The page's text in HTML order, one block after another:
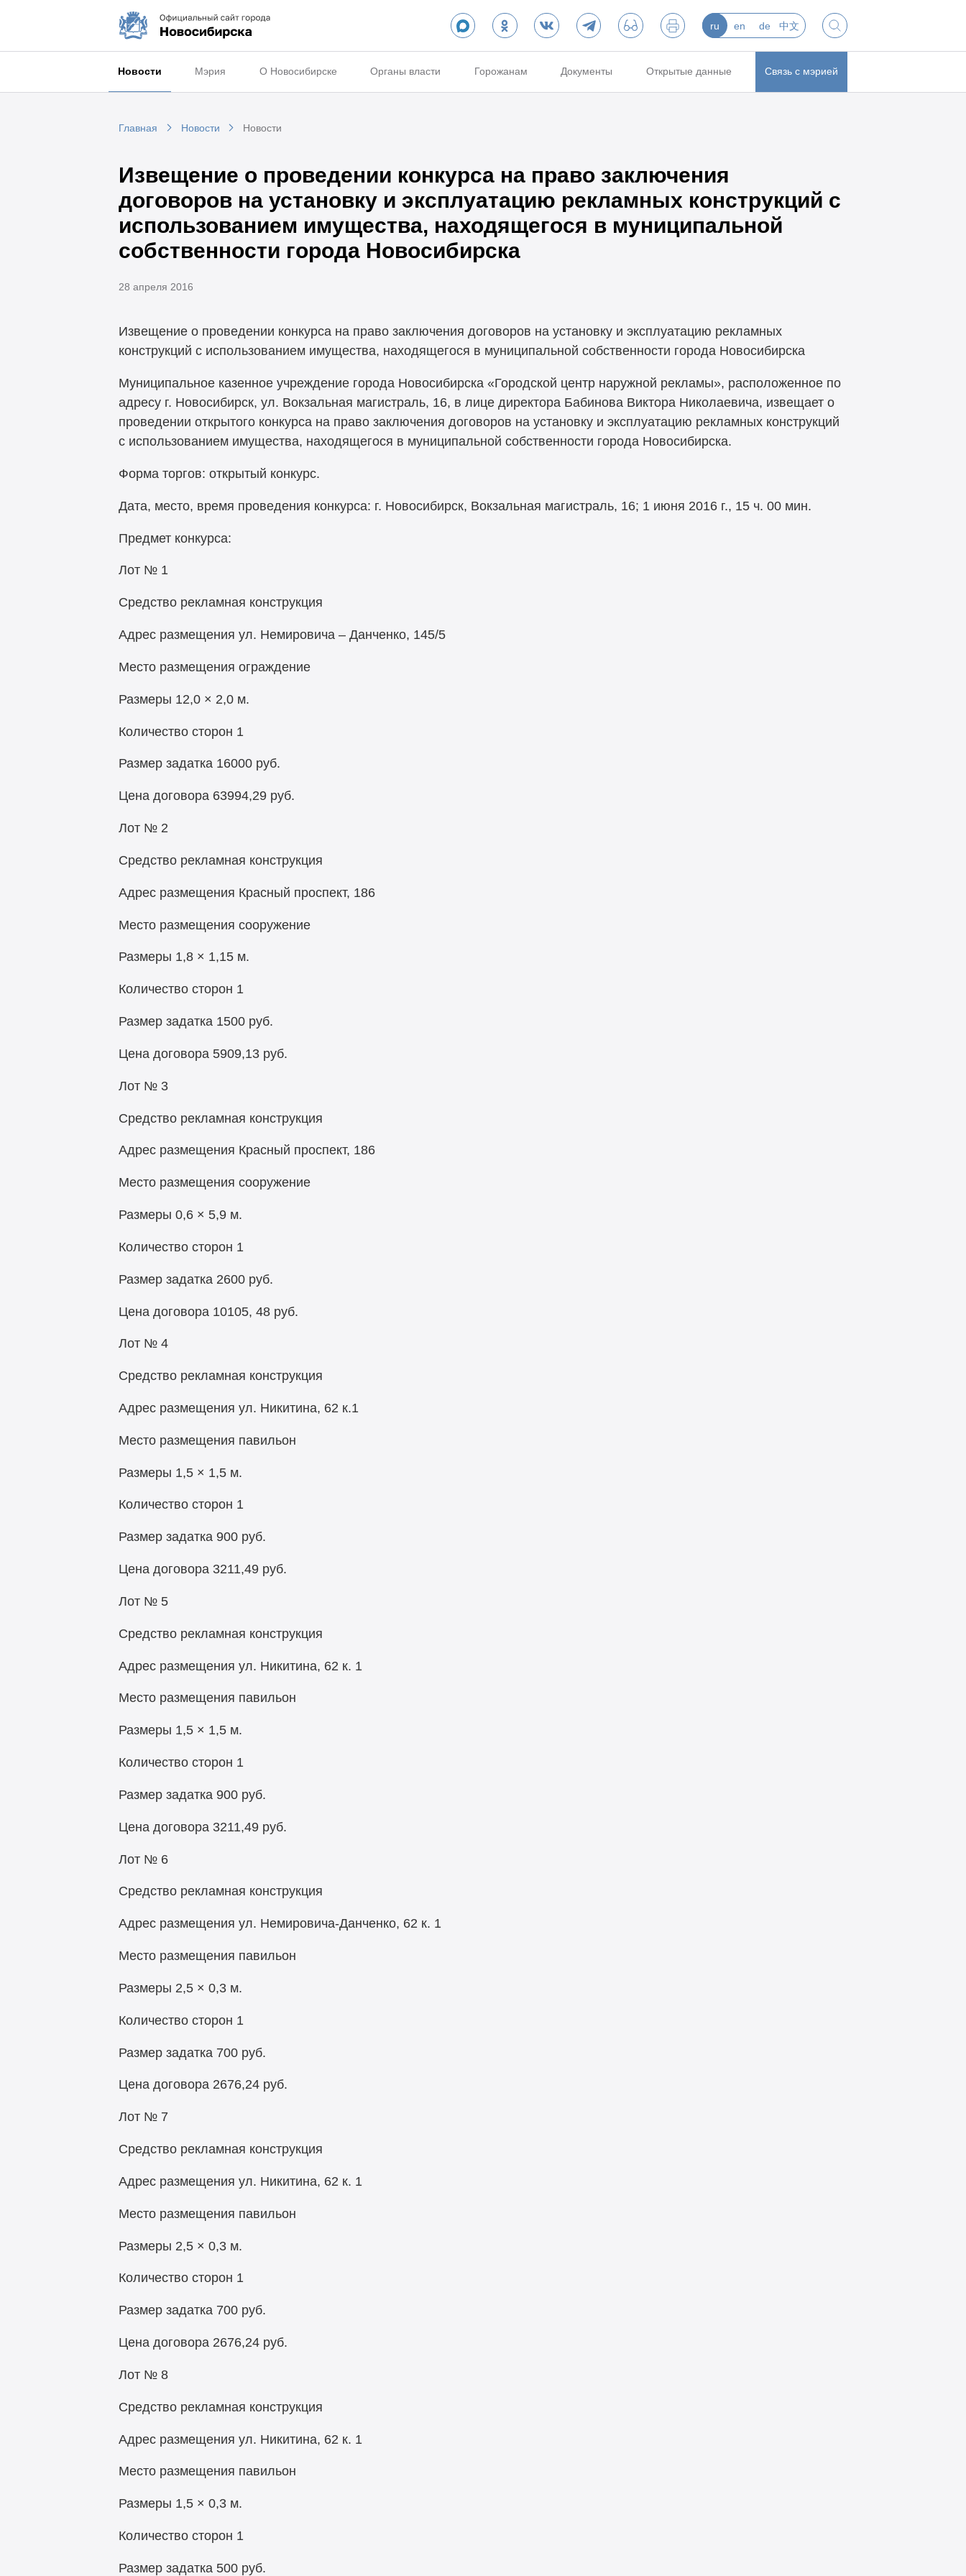
ru en de 中文
Новости Мэрия О Новосибирске Органы власти Горожанам Документы Открытые данные Связь с мэрией
Главная Новости Новости
Извещение о проведении конкурса на право заключения
договоров на установку и эксплуатацию рекламных конструкций с
использованием имущества, находящегося в муниципальной
собственности города Новосибирска
28 апреля 2016
Извещение о проведении конкурса на право заключения договоров на установку и эксплуатацию рекламных
конструкций с использованием имущества, находящегося в муниципальной собственности города Новосибирска
Муниципальное казенное учреждение города Новосибирска «Городской центр наружной рекламы», расположенное по
адресу г. Новосибирск, ул. Вокзальная магистраль, 16, в лице директора Бабинова Виктора Николаевича, извещает о
проведении открытого конкурса на право заключения договоров на установку и эксплуатацию рекламных конструкций
с использованием имущества, находящегося в муниципальной собственности города Новосибирска.
Форма торгов: открытый конкурс.
Дата, место, время проведения конкурса: г. Новосибирск, Вокзальная магистраль, 16; 1 июня 2016 г., 15 ч. 00 мин.
Предмет конкурса:
Лот № 1
Средство рекламная конструкция
Адрес размещения ул. Немировича – Данченко, 145/5
Место размещения ограждение
Размеры 12,0 × 2,0 м.
Количество сторон 1
Размер задатка 16000 руб.
Цена договора 63994,29 руб.
Лот № 2
Средство рекламная конструкция
Адрес размещения Красный проспект, 186
Место размещения сооружение
Размеры 1,8 × 1,15 м.
Количество сторон 1
Размер задатка 1500 руб.
Цена договора 5909,13 руб.
Лот № 3
Средство рекламная конструкция
Адрес размещения Красный проспект, 186
Место размещения сооружение
Размеры 0,6 × 5,9 м.
Количество сторон 1
Размер задатка 2600 руб.
Цена договора 10105, 48 руб.
Лот № 4
Средство рекламная конструкция
Адрес размещения ул. Никитина, 62 к.1
Место размещения павильон
Размеры 1,5 × 1,5 м.
Количество сторон 1
Размер задатка 900 руб.
Цена договора 3211,49 руб.
Лот № 5
Средство рекламная конструкция
Адрес размещения ул. Никитина, 62 к. 1
Место размещения павильон
Размеры 1,5 × 1,5 м.
Количество сторон 1
Размер задатка 900 руб.
Цена договора 3211,49 руб.
Лот № 6
Средство рекламная конструкция
Адрес размещения ул. Немировича-Данченко, 62 к. 1
Место размещения павильон
Размеры 2,5 × 0,3 м.
Количество сторон 1
Размер задатка 700 руб.
Цена договора 2676,24 руб.
Лот № 7
Средство рекламная конструкция
Адрес размещения ул. Никитина, 62 к. 1
Место размещения павильон
Размеры 2,5 × 0,3 м.
Количество сторон 1
Размер задатка 700 руб.
Цена договора 2676,24 руб.
Лот № 8
Средство рекламная конструкция
Адрес размещения ул. Никитина, 62 к. 1
Место размещения павильон
Размеры 1,5 × 0,3 м.
Количество сторон 1
Размер задатка 500 руб.